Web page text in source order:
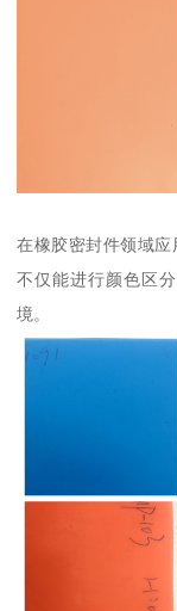
在橡胶密封件领域应
不仅能进行颜色区
境。